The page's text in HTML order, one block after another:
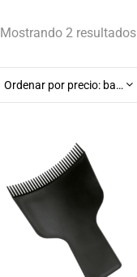
Mostrando 2 resultados
Ordenar por precio: bajo a alto